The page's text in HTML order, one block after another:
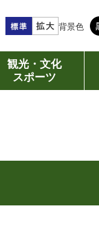
背景色
観光・文化
スポーツ